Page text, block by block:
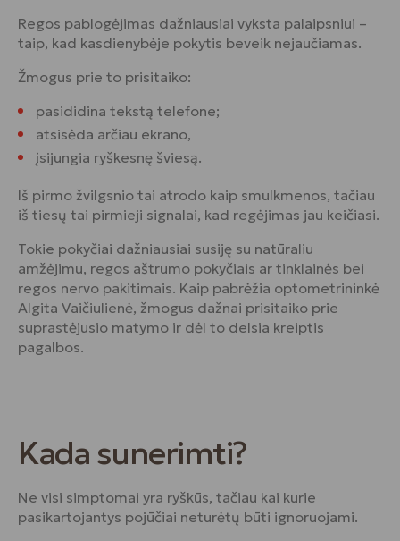
Regos pablogėjimas dažniausiai vyksta palaipsniui –
taip, kad kasdienybėje pokytis beveik nejaučiamas.
Žmogus prie to prisitaiko:
pasididina tekstą telefone;
atsisėda arčiau ekrano,
įsijungia ryškesnę šviesą.
Iš pirmo žvilgsnio tai atrodo kaip smulkmenos, tačiau
iš tiesų tai pirmieji signalai, kad regėjimas jau keičiasi.
Tokie pokyčiai dažniausiai susiję su natūraliu
amžėjimu, regos aštrumo pokyčiais ar tinklainės bei
regos nervo pakitimais. Kaip pabrėžia optometrininkė
Algita Vaičiulienė, žmogus dažnai prisitaiko prie
suprastėjusio matymo ir dėl to delsia kreiptis
pagalbos.
Kada sunerimti?
Ne visi simptomai yra ryškūs, tačiau kai kurie
pasikartojantys pojūčiai neturėtų būti ignoruojami.